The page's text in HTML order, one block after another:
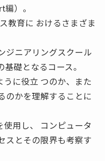
）。
教育に おけるさまざま
ジニアリングスクール
礎となるコース。
に役立 つのか、また
のかを理解することに
用し、 コンピュータ
スとその限界も考察す